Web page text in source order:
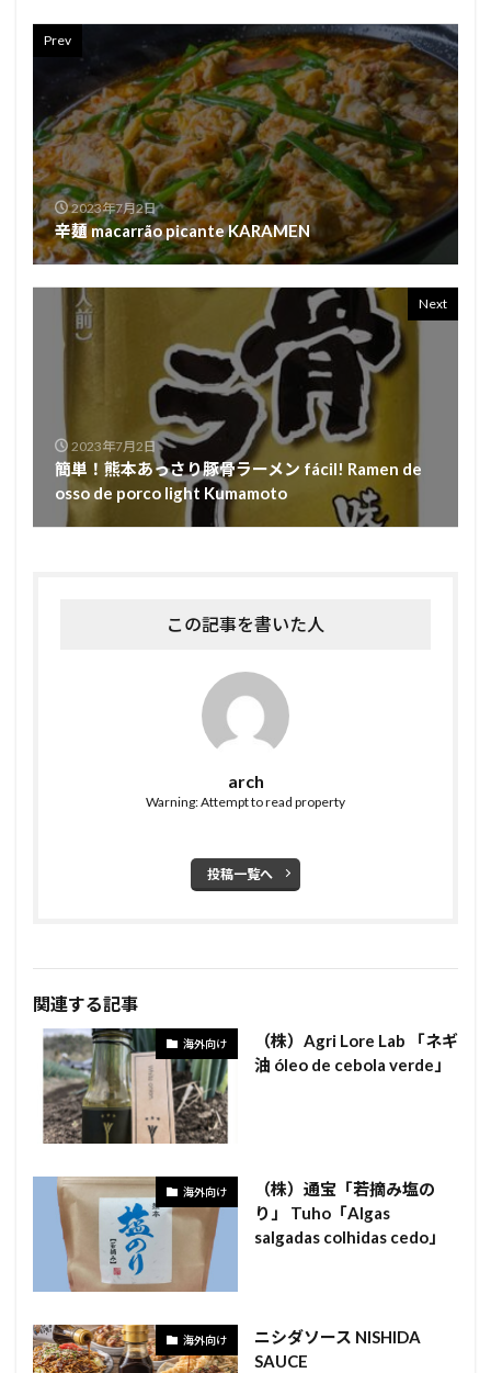
Prev
2023年7月2日
辛麺 macarrão picante KARAMEN
Next
2023年7月2日
簡単！熊本あっさり豚骨ラーメン fácil! Ramen de
osso de porco light Kumamoto
この記事を書いた人
arch
Warning: Attempt to read property
投稿一覧へ
関連する記事
海外向け
（株）Agri Lore Lab 「ネギ
油 óleo de cebola verde」
海外向け
（株）通宝「若摘み塩の
り」 Tuho「Algas
salgadas colhidas cedo」
海外向け
ニシダソース NISHIDA
SAUCE